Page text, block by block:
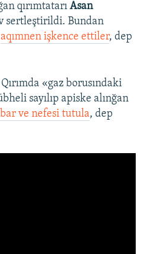
qırımtatarı Asan
sertleştirildi. Bundan
aqımnen işkence ettiler, dep
Qırımda «gaz borusındaki
sayılıp apiske alınğan
ve nefesi tutula, dep